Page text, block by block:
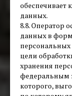
обеспечивает
данных.
8.8. Оператор
данных в
цели
хранения
федеральным
которого,